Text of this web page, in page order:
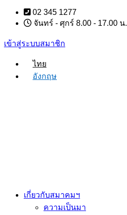
Skip
content
02 345 1277
จันทร์ - ศุกร์ 8.00 - 17.00 น.
เข้าสู่ระบบสมาชิก
ไทย
อังกฤษ
เกี่ยวกับสมาคมฯ
ความเป็นมา